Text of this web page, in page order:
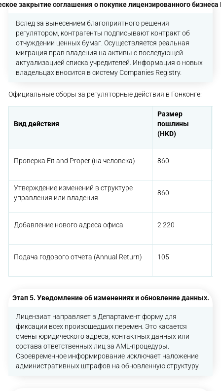
закрытие соглашения о покупке лицензированного бизнеса
Вслед за вынесением благоприятного решения
регулятором, контрагенты подписывают контракт об
отчуждении ценных бумаг. Осуществляется реальная
миграция прав владения на активы с последующей
актуализацией списка учредителей. Информация о новых
владельцах вносится в систему Companies Registry.
Официальные сборы за регуляторные действия в Гонконге:
Вид действия
Размер
пошлины
(HKD)
Проверка Fit and Proper (на человека) 860
Утверждение изменений в структуре
управления или владения
860
Добавление нового адреса офиса 2 220
Подача годового отчета (Annual Return) 105
Этап 5. Уведомление об изменениях и обновление данных.
Лицензиат направляет в Департамент форму для
фиксации всех произошедших перемен. Это касается
смены юридического адреса, контактных данных или
состава ответственных лиц за AML-процедуры.
Своевременное информирование исключает наложение
административных штрафов на обновленную структуру.